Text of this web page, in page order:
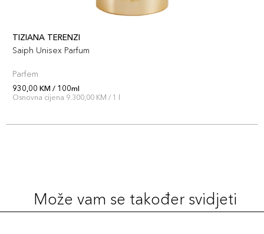
TIZIANA TERENZI
Saiph Unisex Parfum
Parfem
930,00 KM / 100ml
Osnovna cijena 9.300,00 KM / 1 l
Može vam se također svidjeti